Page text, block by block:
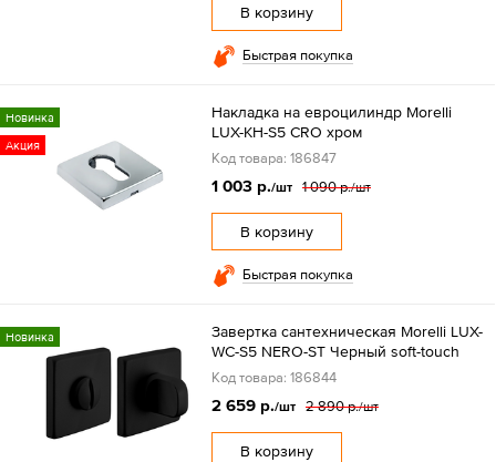
В корзину
Быстрая покупка
Новинка
Акция
Накладка на евроцилиндр Morelli
LUX-KH-S5 CRO хром
Код товара: 186847
1 003 р./шт 1 090 р./шт
В корзину
Быстрая покупка
Новинка
Завертка сантехническая Morelli LUX-
WC-S5 NERO-ST Черный soft-touch
Код товара: 186844
2 659 р./шт 2 890 р./шт
В корзину